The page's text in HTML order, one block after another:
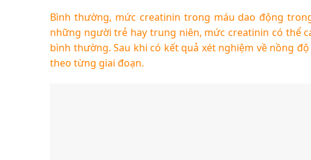
Bình thường, mức creatinin trong máu dao động
những người trẻ hay trung niên, mức creatinin có thể
bình thường. Sau khi có kết quả xét nghiệm về nồng
theo từng giai đoạn.